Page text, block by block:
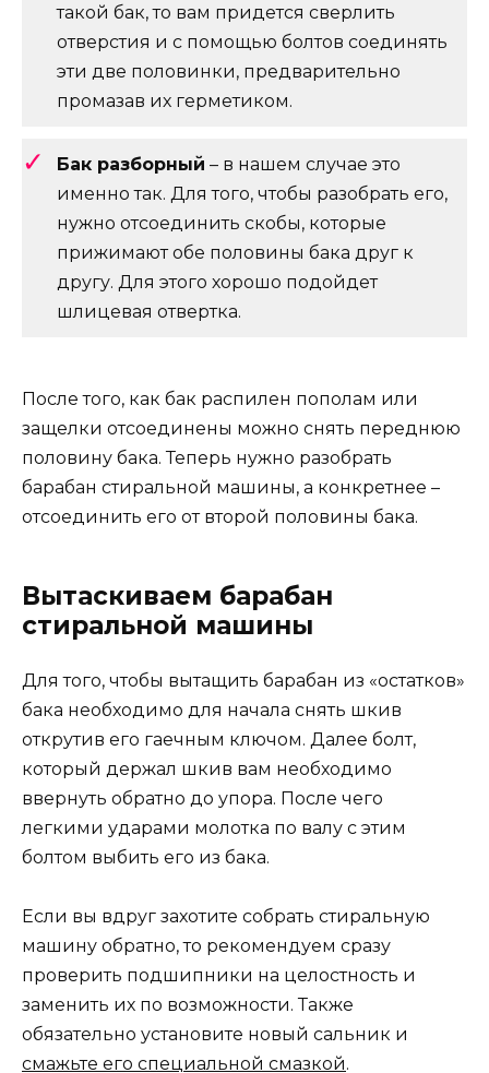
такой бак, то вам придется сверлить
отверстия и с помощью болтов соединять
эти две половинки, предварительно
промазав их герметиком.
Бак разборный – в нашем случае это
именно так. Для того, чтобы разобрать его,
нужно отсоединить скобы, которые
прижимают обе половины бака друг к
другу. Для этого хорошо подойдет
шлицевая отвертка.
После того, как бак распилен пополам или
защелки отсоединены можно снять переднюю
половину бака. Теперь нужно разобрать
барабан стиральной машины, а конкретнее –
отсоединить его от второй половины бака.
Вытаскиваем барабан
стиральной машины
Для того, чтобы вытащить барабан из «остатков»
бака необходимо для начала снять шкив
открутив его гаечным ключом. Далее болт,
который держал шкив вам необходимо
ввернуть обратно до упора. После чего
легкими ударами молотка по валу с этим
болтом выбить его из бака.
Если вы вдруг захотите собрать стиральную
машину обратно, то рекомендуем сразу
проверить подшипники на целостность и
заменить их по возможности. Также
обязательно установите новый сальник и
смажьте его специальной смазкой.